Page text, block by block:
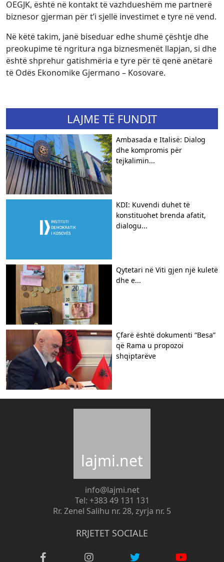
OEGJK, është në kontakt të vazhdueshëm me partnerë
biznesor gjerman për t’i sjellë investimet e tyre në vend.
Në këtë takim, janë biseduar edhe shumë çështje dhe
preokupime të ngritura nga biznesmenët llapjan, si dhe
është shprehur gatishmëria e tyre për të qenë anëtarë
të Odës Ekonomike Gjermano – Kosovare.
LAJME TË FUNDIT
Ambasada e Italisë: Dialog
dhe kompromis për
tejkalimin...
KDI: Kuvendi duhet të
konstituohet brenda afatit,
dialogu...
Qytetari në Viti gjen një kuletë
dhe e...
Çfarë është dokumenti “Besa”
që Rama u propozoi
shqiptarëve
lajmi.net
info@lajmi.net
Tel: +383 49 131 131
Rr. Zenel Salihu nr. 28, zyrja nr. 5
RRJETET SOCIALE